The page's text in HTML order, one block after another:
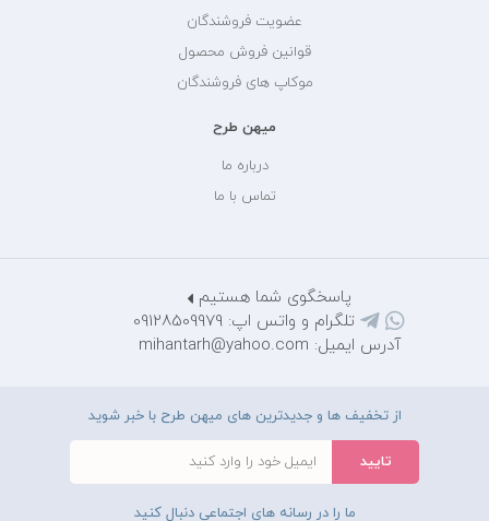
عضویت فروشندگان
قوانین فروش محصول
موکاپ های فروشندگان
میهن طرح
درباره ما
تماس با ما
پاسخگوی شما هستیم
تلگرام و واتس اپ: 09128509979
آدرس ایمیل: mihantarh@yahoo.com
از تخفیف ها و جدیدترین های میهن طرح با خبر شوید
ما را در رسانه های اجتماعی دنبال کنید